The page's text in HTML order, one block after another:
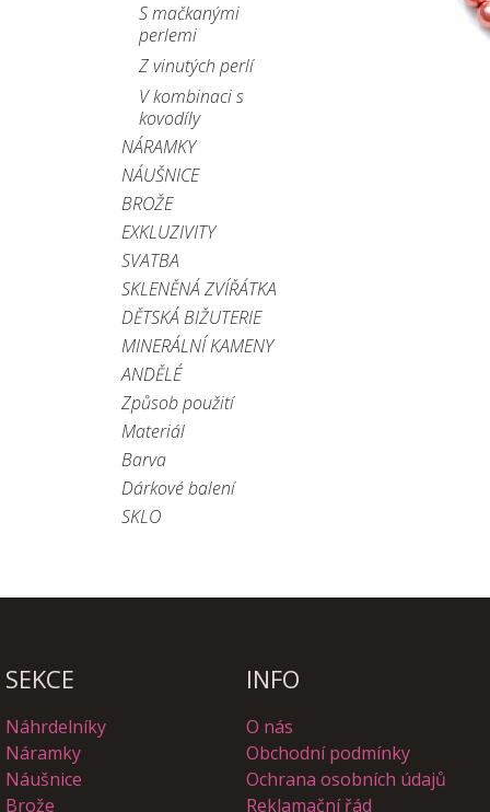
S mačkanými
perlemi
Z vinutých perlí
V kombinaci s
kovodíly
NÁRAMKY
NÁUŠNICE
BROŽE
EXKLUZIVITY
SVATBA
SKLENĚNÁ ZVÍŘÁTKA
DĚTSKÁ BIŽUTERIE
MINERÁLNÍ KAMENY
ANDĚLÉ
Způsob použití
Materiál
Barva
Dárkové balení
SKLO
SEKCE INFO
Náhrdelníky
Náramky
Náušnice
Brože
O nás
Obchodní podmínky
Ochrana osobních údajů
Reklamační řád